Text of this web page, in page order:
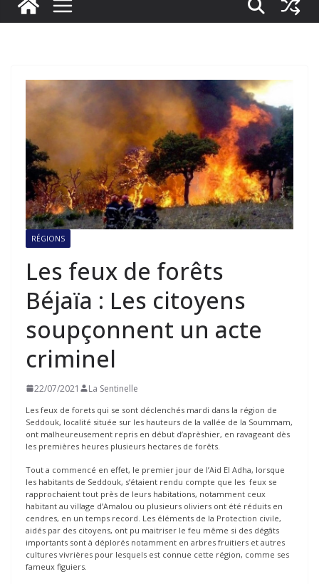
RÉGIONS
Les feux de forêts
Béjaïa : Les citoyens
soupçonnent un acte
criminel
22/07/2021 La Sentinelle
Les feux de forets qui se sont déclenchés mardi dans la région de
Seddouk, localité située sur les hauteurs de la vallée de la Soummam,
ont malheureusement repris en début d’aprèshier, en ravageant dès
les premières heures plusieurs hectares de forêts.
Tout a commencé en effet, le premier jour de l’Aid El Adha, lorsque
les habitants de Seddouk, s’étaient rendu compte que les feux se
rapprochaient tout près de leurs habitations, notamment ceux
habitant au village d’Amalou ou plusieurs oliviers ont été réduits en
cendres, en un temps record. Les éléments de la Protection civile,
aidés par des citoyens, ont pu maitriser le feu même si des dégâts
importants sont à déplorés notamment en arbres fruitiers et autres
cultures vivrières pour lesquels est connue cette région, comme ses
fameux figuiers.